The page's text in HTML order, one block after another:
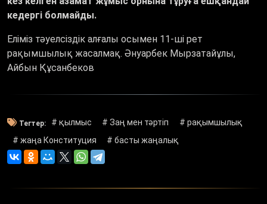
кедергі болмайды.
Еліміз тәуелсіздік алғалы осымен 11-ші рет
рақымшылық жасалмақ. Әнуарбек Мырзатайұлы,
Айбын Құсанбеков
Тегтер: # қылмыс # Заң мен тәртіп
# рақымшылық
# жаңа Конституция
# басты жаңалық